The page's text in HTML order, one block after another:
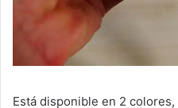
Está disponible en 2 colores,